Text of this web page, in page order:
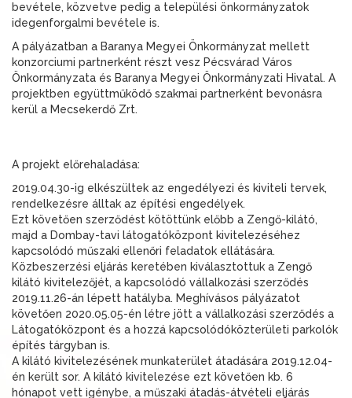
bevétele, közvetve pedig a települési önkormányzatok
idegenforgalmi bevétele is.
A pályázatban a Baranya Megyei Önkormányzat mellett
konzorciumi partnerként részt vesz Pécsvárad Város
Önkormányzata és Baranya Megyei Önkormányzati Hivatal. A
projektben együttműködő szakmai partnerként bevonásra
kerül a Mecsekerdő Zrt.
A projekt előrehaladása:
2019.04.30-ig elkészültek az engedélyezi és kiviteli tervek,
rendelkezésre álltak az építési engedélyek.
Ezt követően szerződést kötöttünk előbb a Zengő-kilátó,
majd a Dombay-tavi látogatóközpont kivitelezéséhez
kapcsolódó műszaki ellenőri feladatok ellátására.
Közbeszerzési eljárás keretében kiválasztottuk a Zengő
kilátó kivitelezőjét, a kapcsolódó vállalkozási szerződés
2019.11.26-án lépett hatályba. Meghívásos pályázatot
követően 2020.05.05-én létre jött a vállalkozási szerződés a
Látogatóközpont és a hozzá kapcsolódóközterületi parkolók
építés tárgyban is.
A kilátó kivitelezésének munkaterület átadására 2019.12.04-
én került sor. A kilátó kivitelezése ezt követően kb. 6
hónapot vett igénybe, a műszaki átadás-átvételi eljárás